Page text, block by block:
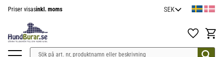
Priser visasinkl. moms
Favoriter